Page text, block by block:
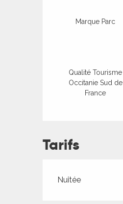
Marque Parc
Qualité Tourisme
Occitanie Sud de
France
Tarifs
Tarifs 2026
Nuitée